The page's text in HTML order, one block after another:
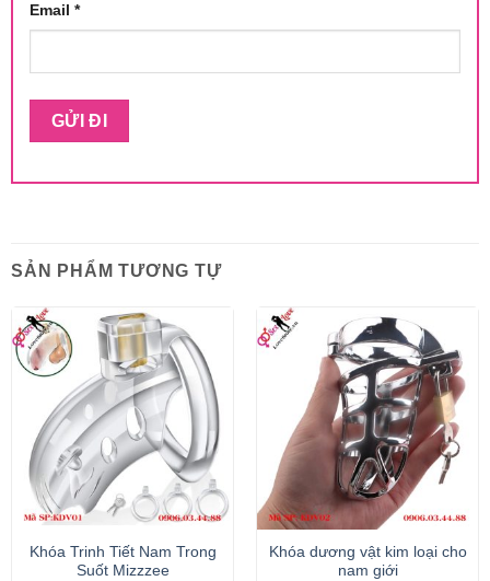
Email *
SẢN PHẨM TƯƠNG TỰ
Khóa Trinh Tiết Nam Trong
Suốt Mizzzee
Khóa dương vật kim loại cho
nam giới